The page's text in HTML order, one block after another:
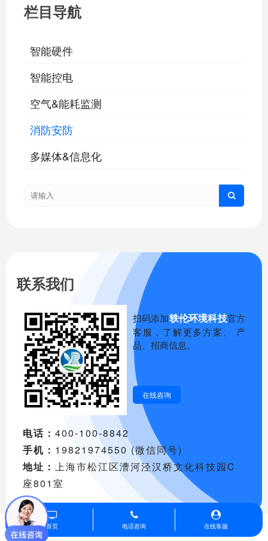
栏目导航
智能硬件
智能控电
空气&能耗监测
消防安防
多媒体&信息化
联系我们
扫码添加轶伦环境科技官方
客服，了解更多方案、 产
品、招商信息。
在线咨询
电话： 400-100-8842
手机： 19821974550 (微信同号)
地址： 上海市松江区漕河泾汉桥文化科技园C
座801室
首页 电话咨询 在线客服